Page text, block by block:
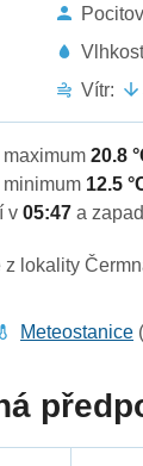
Vítr:
maximum20.8
minimum 12.5
v05:47a
z lokality
Meteostanice (